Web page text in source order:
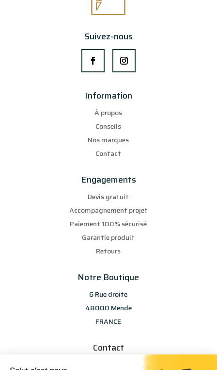
Suivez-nous
Information
À propos
Conseils
Nos marques
Contact
Engagements
Devis gratuit
Accompagnement projet
Paiement 100% sécurisé
Garantie produit
Retours
Notre Boutique
6 Rue droite
48000 Mende
FRANCE
Contact
info@les-selections-sandp.fr